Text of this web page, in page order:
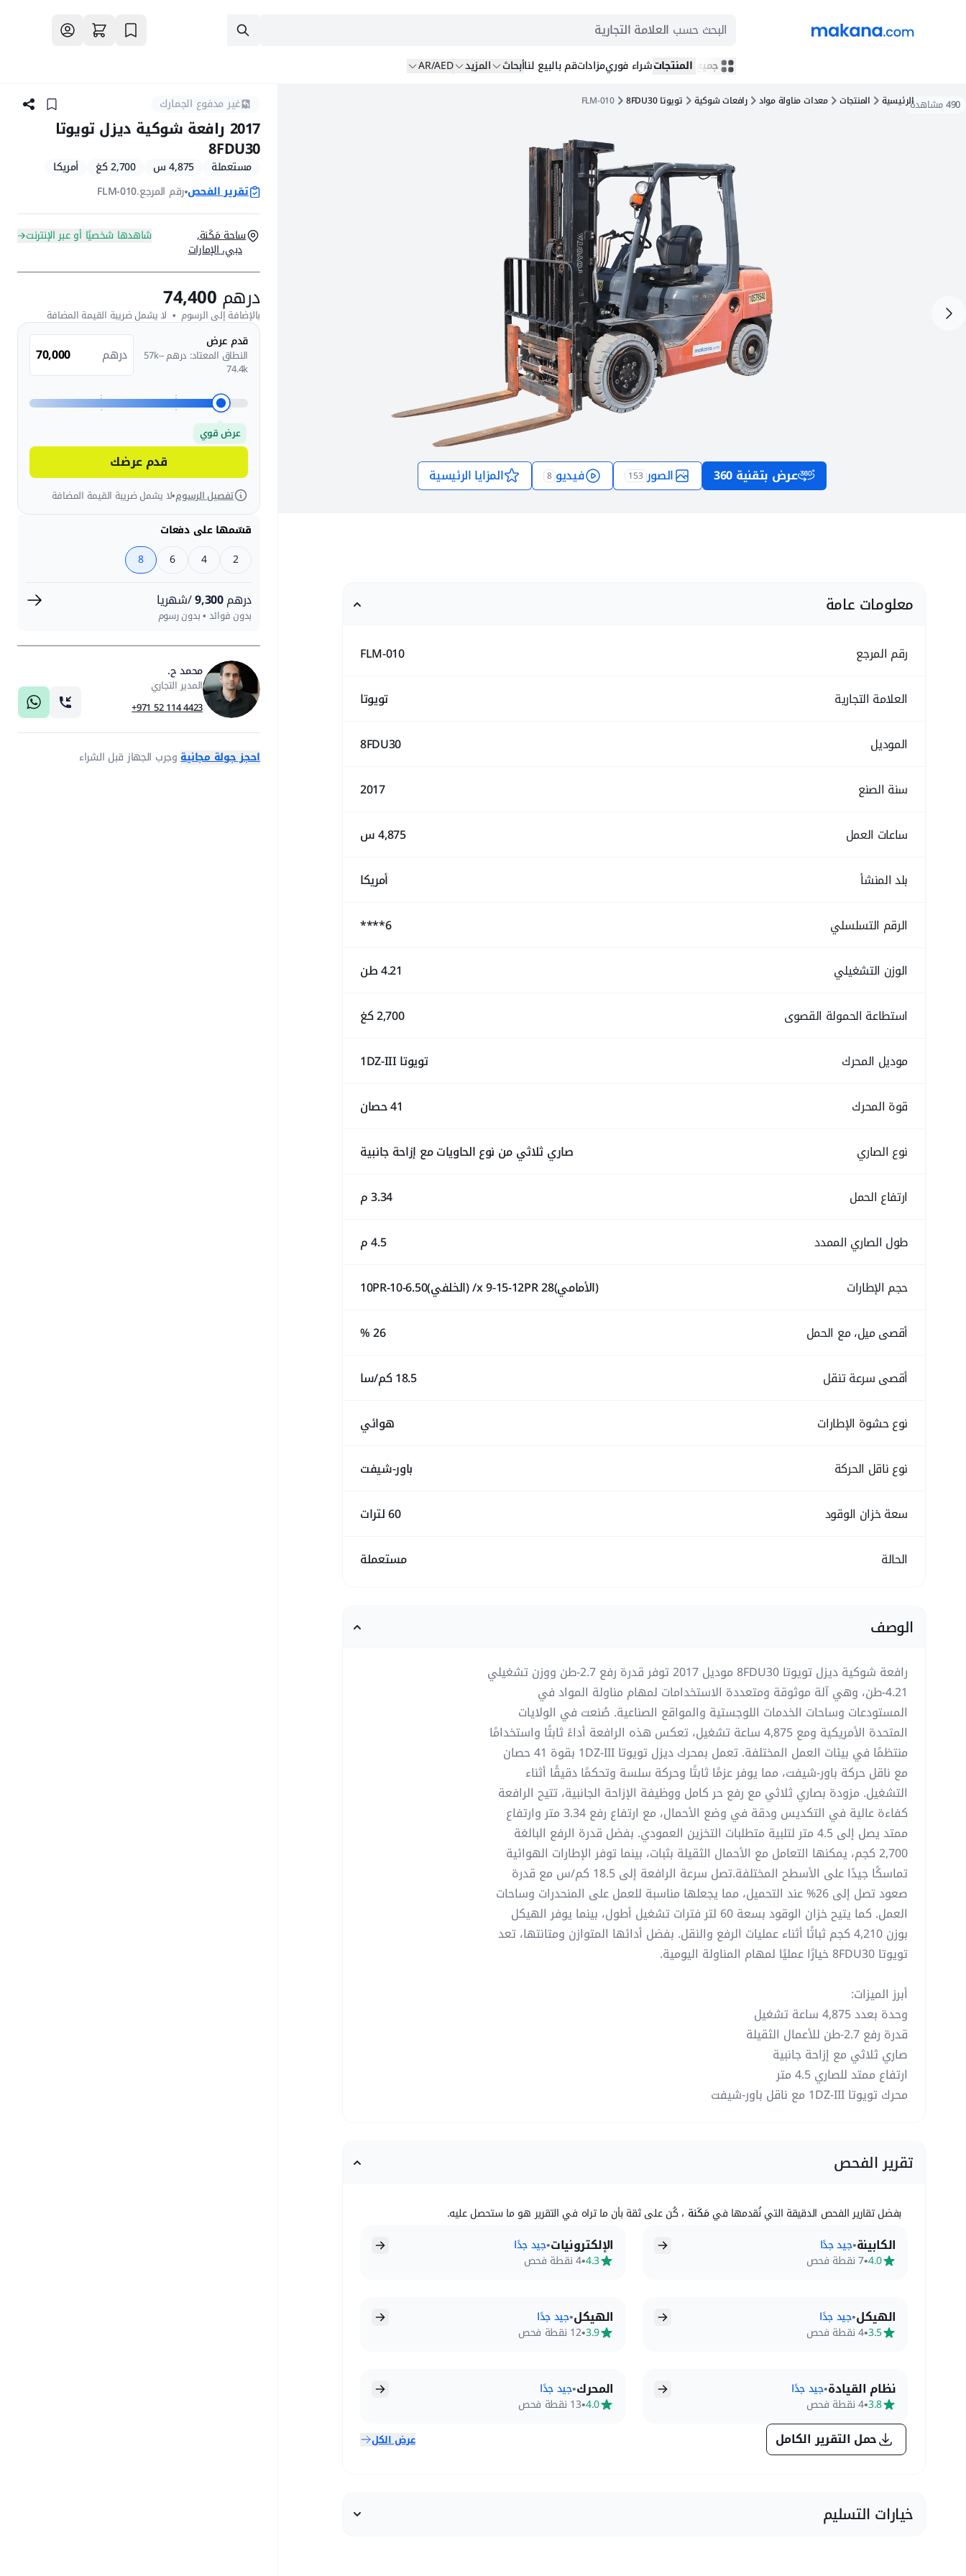
البحث حسب العلامة التجارية
جميع المنتجاتشراء فوريمزاداتقم بالبيع لناأبحاث المزيد AR/AED
الرئيسية المنتجات معدات مناولة مواد رافعات شوكية تويوتا 8FDU30 FLM-010 490مشاهدة
عرض بتقنية 360 الصور 153 فيديو 8 المزايا الرئيسية
معلومات عامة
رقم المرجع FLM-010
العلامة التجارية تويوتا
الموديل 8FDU30
سنة الصنع 2017
ساعات العمل 4,875 س
بلد المنشأ أمريكا
الرقم التسلسلي 6****
الوزن التشغيلي 4.21 طن
استطاعة الحمولة القصوى 2,700 كغ
موديل المحرك تويوتا 1DZ-III
قوة المحرك 41 حصان
نوع الصاري صاري ثلاثي من نوع الحاويات مع إزاحة جانبية
ارتفاع الحمل 3.34 م
طول الصاري الممدد 4.5 م
حجم الإطارات (الأمامي)28 x 9-15-12PR/ (الخلفي)6.50-10-10PR
أقصى ميل، مع الحمل 26 %
أقصى سرعة تنقل 18.5 كم/سا
نوع حشوة الإطارات هوائي
نوع ناقل الحركة باور-شيفت
سعة خزان الوقود 60 لترات
الحالة مستعملة
الوصف
رافعة شوكية ديزل تويوتا 8FDU30 موديل 2017 توفر قدرة رفع 2.7-طن ووزن تشغيلي
4.21-طن، وهي آلة موثوقة ومتعددة الاستخدامات لمهام مناولة المواد في
المستودعات وساحات الخدمات اللوجستية والمواقع الصناعية. صُنعت في الولايات
المتحدة الأمريكية ومع 4,875 ساعة تشغيل، تعكس هذه الرافعة أداءً ثابتًا واستخدامًا
منتظمًا في بيئات العمل المختلفة. تعمل بمحرك ديزل تويوتا 1DZ-III بقوة 41 حصان
مع ناقل حركة باور-شيفت، مما يوفر عزمًا ثابتًا وحركة سلسة وتحكمًا دقيقًا أثناء
التشغيل. مزودة بصاري ثلاثي مع رفع حر كامل ووظيفة الإزاحة الجانبية، تتيح الرافعة
كفاءة عالية في التكديس ودقة في وضع الأحمال، مع ارتفاع رفع 3.34 متر وارتفاع
ممتد يصل إلى 4.5 متر لتلبية متطلبات التخزين العمودي. بفضل قدرة الرفع البالغة
2,700 كجم، يمكنها التعامل مع الأحمال الثقيلة بثبات، بينما توفر الإطارات الهوائية
تماسكًا جيدًا على الأسطح المختلفة.تصل سرعة الرافعة إلى 18.5 كم/س مع قدرة
صعود تصل إلى 26% عند التحميل، مما يجعلها مناسبة للعمل على المنحدرات وساحات
العمل. كما يتيح خزان الوقود بسعة 60 لتر فترات تشغيل أطول، بينما يوفر الهيكل
بوزن 4,210 كجم ثباتًا أثناء عمليات الرفع والنقل. بفضل أدائها المتوازن ومتانتها، تعد
تويوتا 8FDU30 خيارًا عمليًا لمهام المناولة اليومية.
أبرز الميزات:
وحدة بعدد 4,875 ساعة تشغيل
قدرة رفع 2.7-طن للأعمال الثقيلة
صاري ثلاثي مع إزاحة جانبية
ارتفاع ممتد للصاري 4.5 متر
محرك تويوتا 1DZ-III مع ناقل باور-شيفت
تقرير الفحص
بفضل تقارير الفحص الدقيقة التي نُقدمها فيمَكَنة ، كُن على ثقة بأن ما تراه في التقرير هو ما ستحصل عليه.
الكابينة•جيد جدًا
4.0
•7 نقطة فحص
الإلكترونيات•جيد جدًا
4.3
•4 نقطة فحص
الهيكل•جيد جدًا
3.5
•4 نقطة فحص
الهيكل•جيد جدًا
3.9
•12 نقطة فحص
نظام القيادة•جيد جدًا
3.8
•4 نقطة فحص
المحرك•جيد جدًا
4.0
•13 نقطة فحص
حمل التقرير الكامل عرض الكل
خيارات التسليم
غير مدفوع الجمارك
2017 رافعة شوكية ديزل تويوتا
8FDU30
مستعملة 4,875 س 2,700 كغ
أمريكا
تقرير الفحصرقم المرجع.FLM-010
ساحة مَكَنة,
دبي، الإمارات
شاهدها شخصيًا أو عبر الإنترنت
درهم74,400
بالإضافة إلى الرسوم  •  لا يشمل ضريبة القيمة المضافة
قدم عرض
النطاق المعتاد: درهم 57k–
74.4k
درهم
عرض قوي
قدم عرضك
تفصيل الرسوم•لا يشمل ضريبة القيمة المضافة
قسّمها على دفعات
2
4
6
8
درهم9,300/شهريا
بدون فوائد • بدون رسوم
محمد ح.
المدير التجاري
+971 52 114 4423
احجز جولة مجانيةوجرب الجهاز قبل الشراء